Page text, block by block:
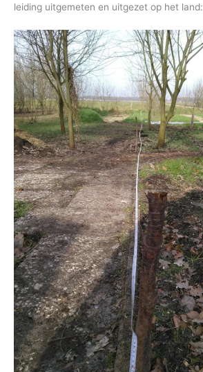
leiding uitgemeten en uitgezet op het land: